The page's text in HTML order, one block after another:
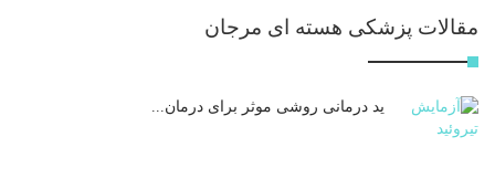
مقالات پزشکی هسته ای مرجان
ید درمانی روشی موثر برای درمان...